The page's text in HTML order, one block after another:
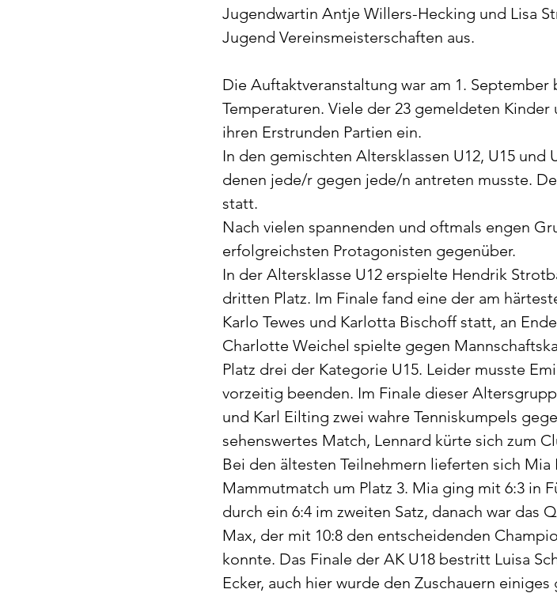
Jugendwartin Antje Willers-Hecking und Lisa
Jugend Vereinsmeisterschaften aus.
Die Auftaktveranstaltung war am 1.
Temperaturen. Viele der 23 gemeldeten
ihren Erstrunden Partien ein.
In den gemischten Altersklassen U12, U15 und
denen jede/r gegen jede/n antreten musste.
statt.
Nach vielen spannenden und oftmals engen
erfolgreichsten Protagonisten gegenüber.
In der Altersklasse U12 erspielte Hendrik
dritten Platz. Im Finale fand eine der am
Karlo Tewes und Karlotta Bischoff statt, an
Charlotte Weichel spielte gegen
Platz drei der Kategorie U15. Leider musste
vorzeitig beenden. Im Finale dieser
und Karl Eilting zwei wahre Tenniskumpels
sehenswertes Match, Lennard kürte sich zum
Bei den ältesten Teilnehmern lieferten sich
Mammutmatch um Platz 3. Mia ging mit 6:3 in
durch ein 6:4 im zweiten Satz, danach war das
Max, der mit 10:8 den entscheidenden
konnte. Das Finale der AK U18 bestritt Luisa
Ecker, auch hier wurde den Zuschauern